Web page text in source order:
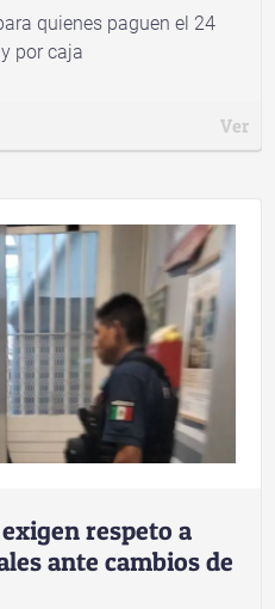
quienes paguen el 24
por caja
Ver
respeto a
ante cambios de